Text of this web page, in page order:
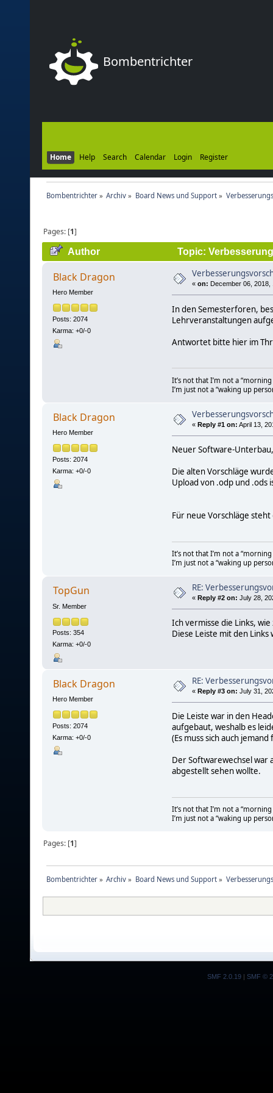
Bombentrichter
Home Help Search Calendar Login Register
Bombentrichter» Archiv » Board News und Support »
Pages: [1]
Author
Topic:
Black Dragon
Hero Member
Posts: 2074
Karma: +0/-0
« on: December 06, 2018,
In den Semesterforen,
Lehrveranstaltungen
Antwortet bitte hier im
It’s not that I’m not a
I’m just not a “waking up
Black Dragon
Hero Member
Posts: 2074
Karma: +0/-0
« Reply #1 on: April 13,
Neuer Software-
Die alten Vorschläge
Upload von .odp und .ods
Für neue Vorschläge
It’s not that I’m not a
I’m just not a “waking up
TopGun
Sr. Member
Posts: 354
Karma: +0/-0
RE:
« Reply #2 on: July 28,
Ich vermisse die Links,
Diese Leiste mit den
Black Dragon
Hero Member
Posts: 2074
Karma: +0/-0
RE:
« Reply #3 on: July 31,
Die Leiste war in den
aufgebaut, weshalb es
(Es muss sich auch
Der Softwarewechsel war
abgestellt sehen wollte.
It’s not that I’m not a
I’m just not a “waking up
Pages: [1]
Bombentrichter» Archiv » Board News und Support »
SMF 2.0.19 | SMF ©